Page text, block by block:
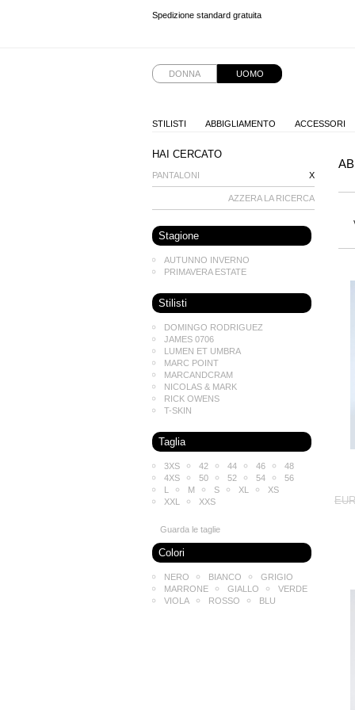
Spedizione standard gratuita
DONNA UOMO
STILISTI ABBIGLIAMENTO ACCESSORI
HAI CERCATO
PANTALONI X
AZZERA LA RICERCA
Stagione
AUTUNNO INVERNO
PRIMAVERA ESTATE
Stilisti
DOMINGO RODRIGUEZ
JAMES 0706
LUMEN ET UMBRA
MARC POINT
MARCANDCRAM
NICOLAS & MARK
RICK OWENS
T-SKIN
Taglia
3XS 42 44 46
48
4XS
50 52 54
56
L
M S XL
XS
XXL
XXS
Guarda le taglie
Colori
NERO BIANCO
GRIGIO
MARRONE
GIALLO
VERDE
VIOLA
ROSSO BLU